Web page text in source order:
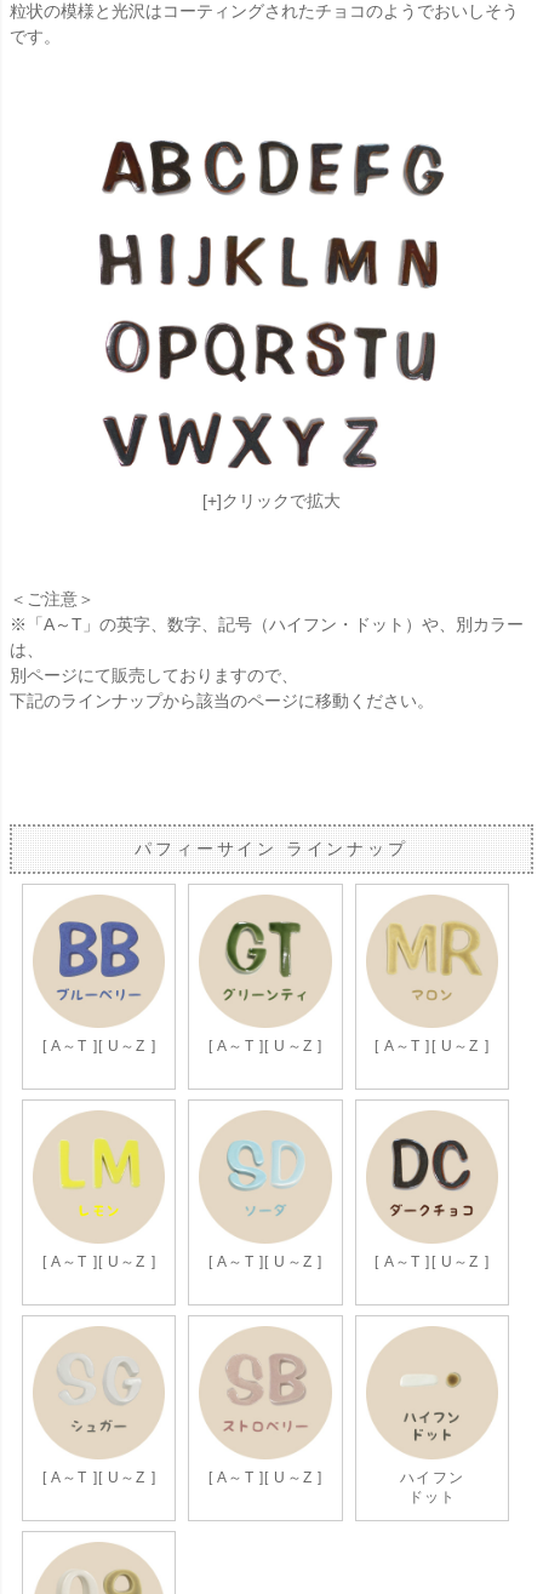
粒状の模様と光沢はコーティングされたチョコのようでおいしそう
です。
[+]クリックで拡大
＜ご注意＞
※「A～T」の英字、数字、記号（ハイフン・ドット）や、別カラー
は、
別ページにて販売しておりますので、
下記のラインナップから該当のページに移動ください。
パフィーサイン ラインナップ
[ A～T ][ U～Z ] [ A～T ][ U～Z ] [ A～T ] [ U～Z ]
[ A～T ][ U～Z ] [ A～T ][ U～Z ] [ A～T ] [ U～Z ]
[ A～T ][ U～Z ] [ A～T ][ U～Z ]
ハイフン
ドット